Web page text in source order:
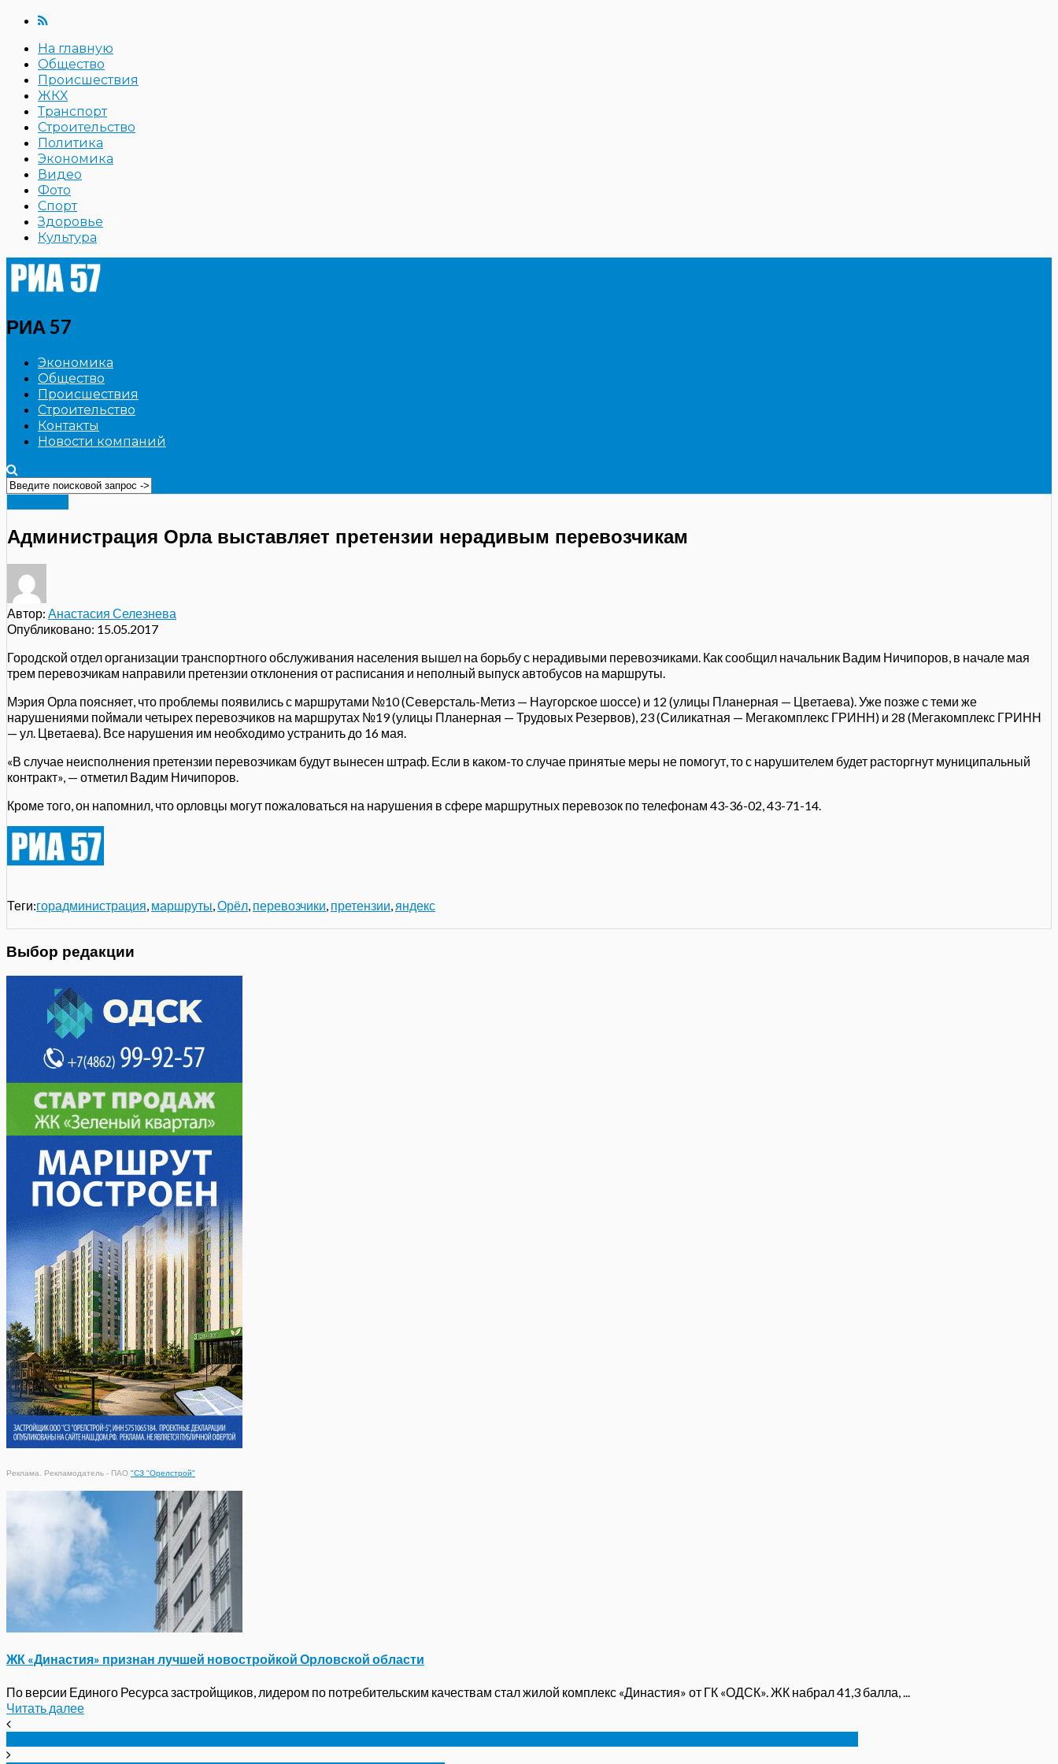
На главную
Общество
Происшествия
ЖКХ
Транспорт
Строительство
Политика
Экономика
Видео
Фото
Спорт
Здоровье
Культура
РИА 57
Экономика
Общество
Происшествия
Строительство
Контакты
Новости компаний
Администрация Орла выставляет претензии нерадивым перевозчикам
Автор: Анастасия Селезнева
Опубликовано: 15.05.2017
Городской отдел организации транспортного обслуживания населения вышел на борьбу с нерадивыми перевозчиками. Как сообщил начальник Вадим Ничипоров, в начале мая
трем перевозчикам направили претензии отклонения от расписания и неполный выпуск автобусов на маршруты.
Мэрия Орла поясняет, что проблемы появились с маршрутами №10 (Северсталь-Метиз — Наугорское шоссе) и 12 (улицы Планерная — Цветаева). Уже позже с теми же
нарушениями поймали четырех перевозчиков на маршрутах №19 (улицы Планерная — Трудовых Резервов), 23 (Силикатная — Мегакомплекс ГРИНН) и 28 (Мегакомплекс ГРИНН
— ул. Цветаева). Все нарушения им необходимо устранить до 16 мая.
«В случае неисполнения претензии перевозчикам будут вынесен штраф. Если в каком-то случае принятые меры не помогут, то с нарушителем будет расторгнут муниципальный
контракт», — отметил Вадим Ничипоров.
Кроме того, он напомнил, что орловцы могут пожаловаться на нарушения в сфере маршрутных перевозок по телефонам 43-36-02, 43-71-14.
Теги:горадминистрация маршруты Орёл перевозчики претензии яндекс
Выбор редакции
Реклама. Рекламодатель - ПАО "СЗ "Орелстрой"
ЖК «Династия» признан лучшей новостройкой Орловской области
По версии Единого Ресурса застройщиков, лидером по потребительским качествам стал жилой комплекс «Династия» от ГК «ОДСК». ЖК набрал 41,3 балла, ...
Читать далее